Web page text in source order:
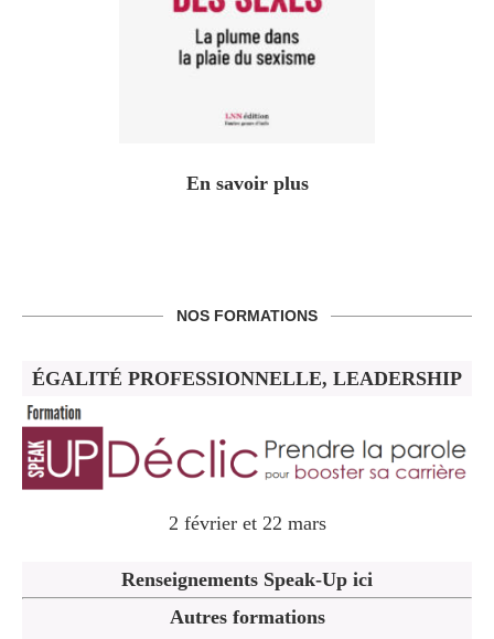
En savoir plus
NOS FORMATIONS
ÉGALITÉ PROFESSIONNELLE, LEADERSHIP
2 février et 22 mars
Renseignements Speak-Up ici
Autres formations